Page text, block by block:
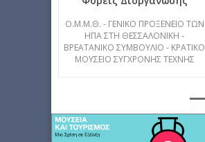
Ο.Μ.Μ.Θ. - ΓΕΝΙΚΟ ΠΡΟΞΕΝΕΙΟ ΤΩΝ
ΗΠΑ ΣΤΗ ΘΕΣΣΑΛΟΝΙΚΗ -
ΒΡΕΑΤΑΝΙΚΟ ΣΥΜΒΟΥΛΙΟ - ΚΡΑΤΙΚΟ
ΜΟΥΣΕΙΟ ΣΥΓΧΡΟΝΗΣ ΤΕΧΝΗΣ